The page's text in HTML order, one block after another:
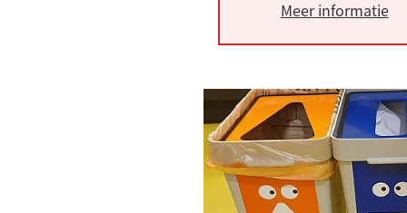
Meer informatie